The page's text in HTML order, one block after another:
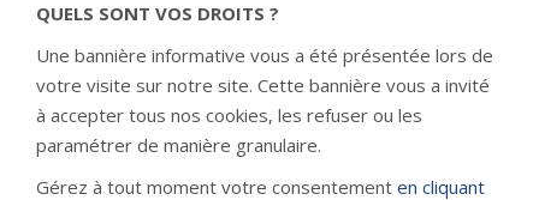
QUELS SONT VOS DROITS ?
Une bannière informative vous a été présentée lors de
votre visite sur notre site. Cette bannière vous a invité
à accepter tous nos cookies, les refuser ou les
paramétrer de manière granulaire.
Gérez à tout moment votre consentement en cliquant